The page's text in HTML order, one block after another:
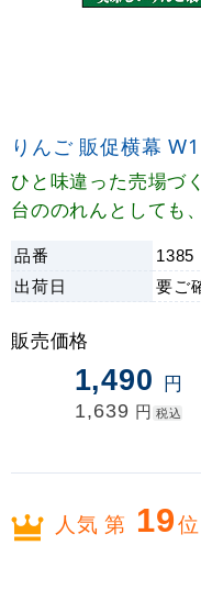
りんご 販促横幕
ひと味違った売場づ
台ののれんとしても
品番 1385
出荷日 要ご
販売価格
1,490 円
1,639 円 税込
人気 第 19位